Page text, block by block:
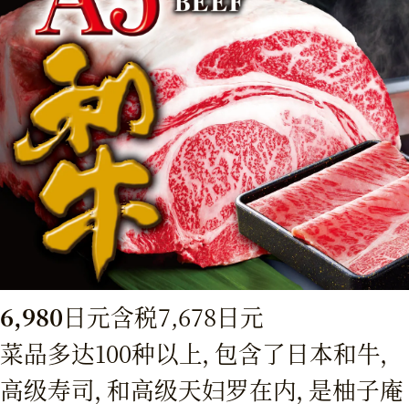
6,980日元含税7,678日元
菜品多达100种以上，包含了日本和牛，
高级寿司，和高级天妇罗在内，是柚子庵